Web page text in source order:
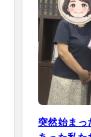
素人では納